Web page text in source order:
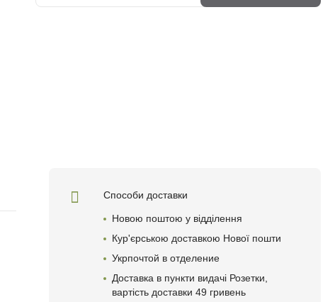
Способи доставки
Новою поштою у відділення
Кур'єрською доставкою Нової пошти
Укрпочтой в отделениe
Доставка в пункти видачі Розетки,
вартість доставки 49 гривень